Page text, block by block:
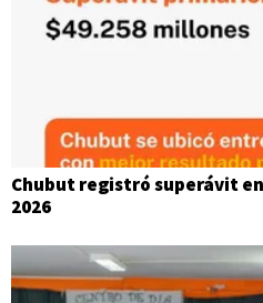
Chubut registró superávit
2026